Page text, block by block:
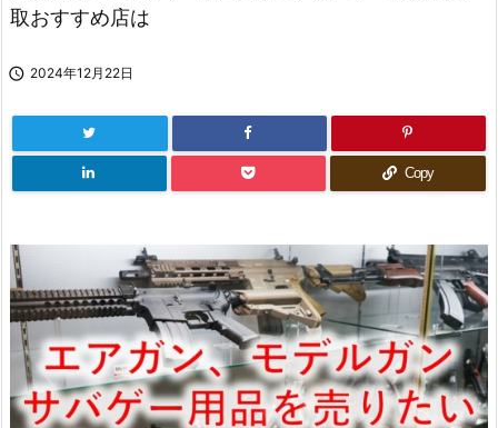
取おすすめ店は
 2024年12月22日
Copy